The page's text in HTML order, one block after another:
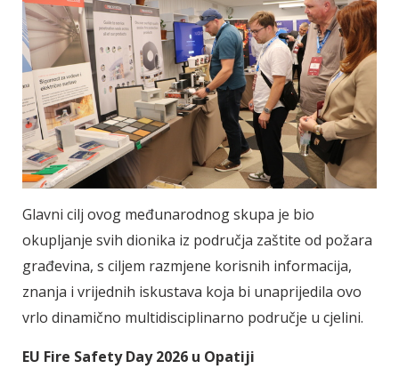
Glavni cilj ovog međunarodnog skupa je bio
okupljanje svih dionika iz područja zaštite od požara
građevina, s ciljem razmjene korisnih informacija,
znanja i vrijednih iskustava koja bi unaprijedila ovo
vrlo dinamično multidisciplinarno područje u cjelini.
EU Fire Safety Day 2026 u Opatiji